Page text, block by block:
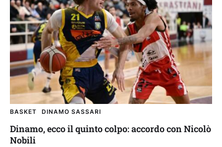
BASKET DINAMO SASSARI
Dinamo, ecco il quinto colpo: accordo con Nicolò
Nobili